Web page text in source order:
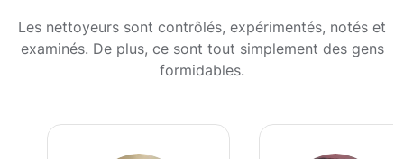
Les nettoyeurs sont contrôlés, expérimentés, notés et
examinés. De plus, ce sont tout simplement des gens
formidables.